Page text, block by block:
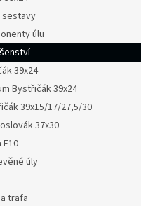
sestavy
úlu
39x24
Bystřičák 39x24
39x15/17/27,5/30
37x30
E10
úly
trafa